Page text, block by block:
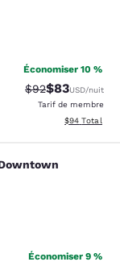
Économiser 10 %
Tarif barré :
$92Tarif réduit :
$83USD/nuit
Tarif de membre
Afficher les
$94 Total
Économiser 9 %